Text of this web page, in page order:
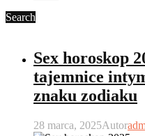
Search
Sex horoskop
tajemnice
znaku zodiaku
28 marca, 2025Autor